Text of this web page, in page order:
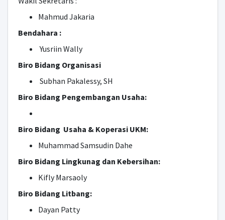
Mahmud Jakaria
Bendahara :
Yusriin Wally
Biro Bidang Organisasi
Subhan Pakalessy, SH
Biro Bidang Pengembangan Usaha:
Biro Bidang Usaha & Koperasi UKM:
Muhammad Samsudin Dahe
Biro Bidang Lingkunag dan Kebersihan:
Kifly Marsaoly
Biro Bidang Litbang:
Dayan Patty